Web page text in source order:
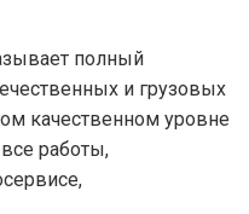
полный
и грузовых
качественном уровне
работы,